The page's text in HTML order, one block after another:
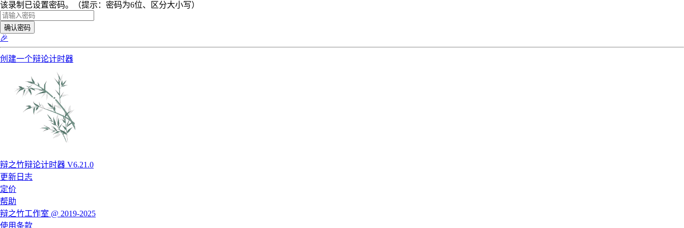
该录制已设置密码。（提示：密码为6位、区分大小写）
确认密码
🎉
创建一个辩论计时器
辩之竹辩论计时器 V6.21.0
更新日志
定价
帮助
辩之竹工作室 @ 2019-2025
使用条款